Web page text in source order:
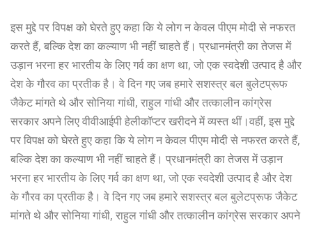
इस मुद्दे पर विपक्ष को घेरते हुए कहा कि ये लोग न केवल पीएम मोदी से नफरत
करते हैं, बल्कि देश का कल्याण भी नहीं चाहते हैं। प्रधानमंत्री का तेजस में
उड़ान भरना हर भारतीय के लिए गर्व का क्षण था, जो एक स्वदेशी उत्पाद है और
देश के गौरव का प्रतीक है। वे दिन गए जब हमारे सशस्त्र बल बुलेटप्रूफ
जैकेट मांगते थे और सोनिया गांधी, राहुल गांधी और तत्कालीन कांग्रेस
सरकार अपने लिए वीवीआईपी हेलीकॉप्टर खरीदने में व्यस्त थीं।वहीं, इस मुद्दे
पर विपक्ष को घेरते हुए कहा कि ये लोग न केवल पीएम मोदी से नफरत करते हैं,
बल्कि देश का कल्याण भी नहीं चाहते हैं। प्रधानमंत्री का तेजस में उड़ान
भरना हर भारतीय के लिए गर्व का क्षण था, जो एक स्वदेशी उत्पाद है और देश
के गौरव का प्रतीक है। वे दिन गए जब हमारे सशस्त्र बल बुलेटप्रूफ जैकेट
मांगते थे और सोनिया गांधी, राहुल गांधी और तत्कालीन कांग्रेस सरकार अपने